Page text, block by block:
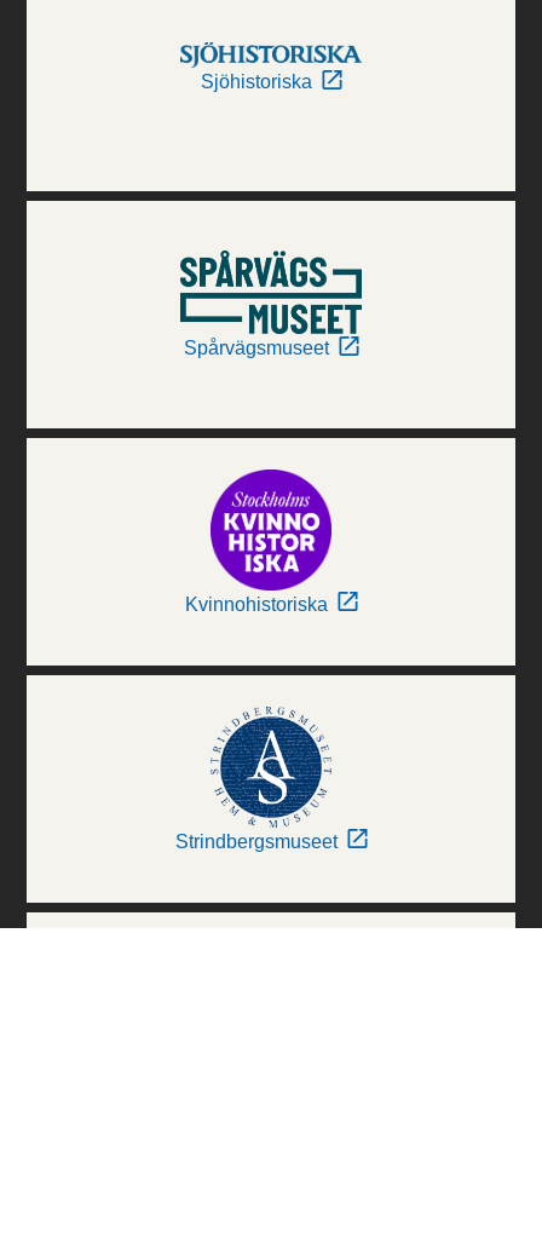
Sjöhistoriska
Spårvägsmuseet
Kvinnohistoriska
Strindbergsmuseet